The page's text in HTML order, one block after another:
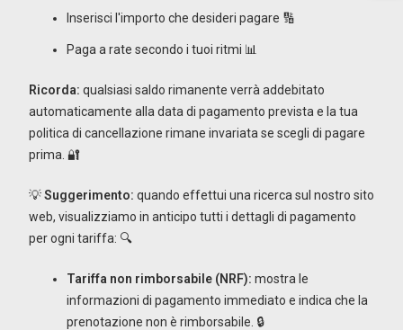
Inserisci l'importo che desideri pagare 🔢
Paga a rate secondo i tuoi ritmi 📊
Ricorda: qualsiasi saldo rimanente verrà addebitato
automaticamente alla data di pagamento prevista e la tua
politica di cancellazione rimane invariata se scegli di pagare
prima. 🔐
💡Suggerimento: quando effettui una ricerca sul nostro sito
web, visualizziamo in anticipo tutti i dettagli di pagamento
per ogni tariffa: 🔍
Tariffa non rimborsabile (NRF): mostra le
informazioni di pagamento immediato e indica che la
prenotazione non è rimborsabile. 🔒